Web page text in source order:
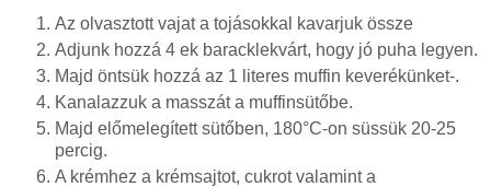
Az olvasztott vajat a tojásokkal kavarjuk össze
Adjunk hozzá 4 ek baracklekvárt, hogy jó puha legyen.
Majd öntsük hozzá az 1 literes muffin keverékünket-.
Kanalazzuk a masszát a muffinsütőbe.
Majd előmelegített sütőben, 180°C-on süssük 20-25
percig.
A krémhez a krémsajtot, cukrot valamint a